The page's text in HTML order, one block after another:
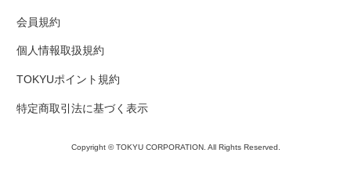
会員規約
個人情報取扱規約
TOKYUポイント規約
特定商取引法に基づく表示
Copyright © TOKYU CORPORATION. All Rights Reserved.